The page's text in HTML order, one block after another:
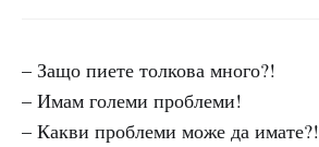
– Защо пиете толкова много?!
– Имам големи проблеми!
– Какви проблеми може да имате?!